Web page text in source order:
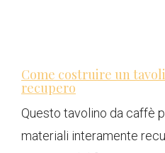
Come costruire un
recupero
Questo tavolino da caffè
materiali interamente